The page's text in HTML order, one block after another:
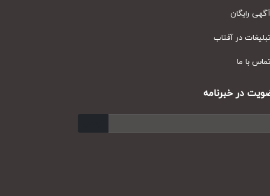
رایگان
در آفتاب
با ما
در خبرنامه